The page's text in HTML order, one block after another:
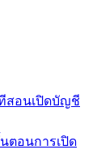
สอนเปิดบัญชี
ตอนการเปิด